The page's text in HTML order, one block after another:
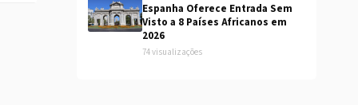
Espanha Oferece Entrada Sem
Visto a 8 Países Africanos em
2026
74 visualizações